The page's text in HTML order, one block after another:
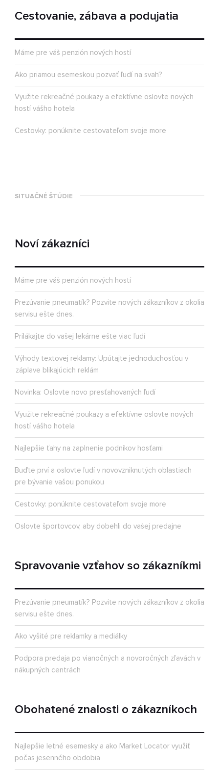
Cestovanie, zábava a podujatia
Máme pre váš penzión nových hostí
Ako priamou esemeskou pozvať ľudí na svah?
Využite rekreačné poukazy a efektívne oslovte nových
hostí vášho hotela
Cestovky: ponúknite cestovateľom svoje more
SITUAČNÉ ŠTÚDIE
Noví zákazníci
Máme pre váš penzión nových hostí
Prezúvanie pneumatík? Pozvite nových zákazníkov z okolia
servisu ešte dnes.
Prilákajte do vašej lekárne ešte viac ľudí
Výhody textovej reklamy: Upútajte jednoduchosťou v
záplave blikajúcich reklám
Novinka: Oslovte novo presťahovaných ľudí
Využite rekreačné poukazy a efektívne oslovte nových
hostí vášho hotela
Najlepšie ťahy na zaplnenie podnikov hosťami
Buďte prví a oslovte ľudí v novovzniknutých oblastiach
pre bývanie vašou ponukou
Cestovky: ponúknite cestovateľom svoje more
Oslovte športovcov, aby dobehli do vašej predajne
Spravovanie vzťahov so zákazníkmi
Prezúvanie pneumatík? Pozvite nových zákazníkov z okolia
servisu ešte dnes.
Ako vyšité pre reklamky a mediálky
Podpora predaja po vianočných a novoročných zľavách v
nákupných centrách
Obohatené znalosti o zákazníkoch
Najlepšie letné esemesky a ako Market Locator využiť
počas jesenného obdobia